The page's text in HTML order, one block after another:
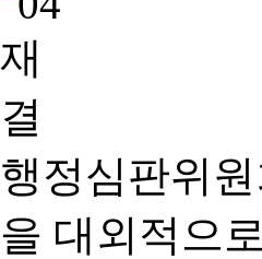
행정심판위
을 대외적으